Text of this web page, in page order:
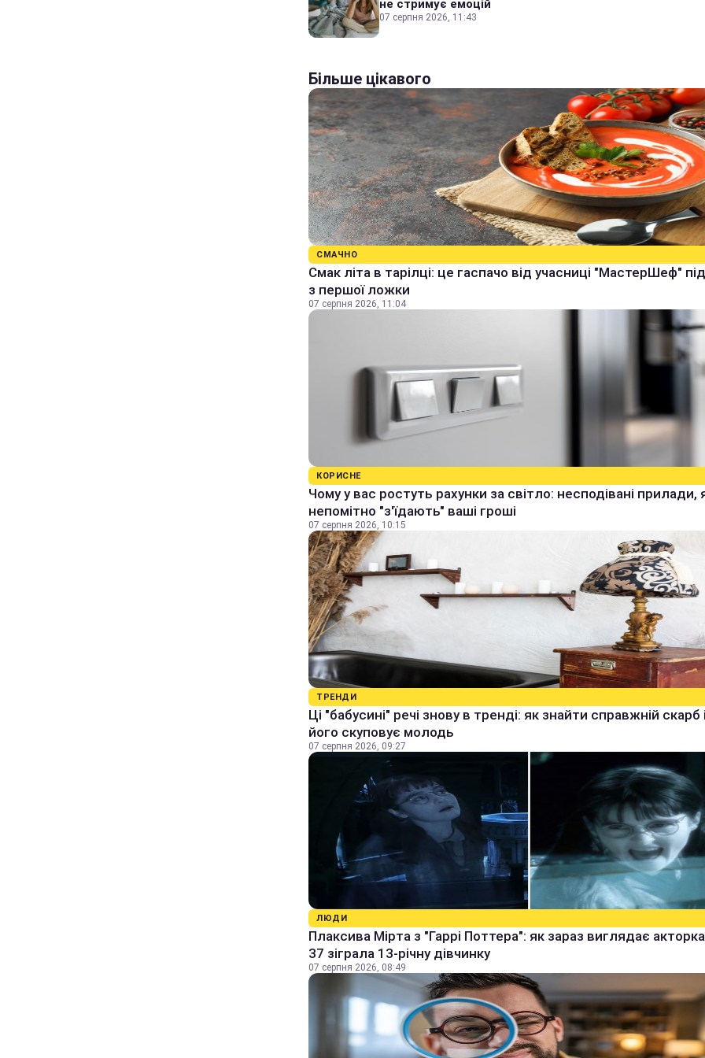
не стримує емоцій
07 серпня 2026, 11:43
Більше цікавого
СМАЧНО
Смак літа в тарілці: це гаспачо від учасниці "МастерШеф"
з першої ложки
07 серпня 2026, 11:04
КОРИСНЕ
Чому у вас ростуть рахунки за світло: несподівані прилади,
непомітно "з'їдають" ваші гроші
07 серпня 2026, 10:15
ТРЕНДИ
Ці "бабусині" речі знову в тренді: як знайти справжній скарб
його скуповує молодь
07 серпня 2026, 09:27
ЛЮДИ
Плаксива Мірта з "Гаррі Поттера": як зараз виглядає
37 зіграла 13-річну дівчинку
07 серпня 2026, 08:49